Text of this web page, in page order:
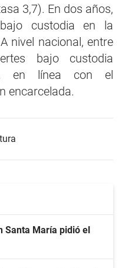
3,7). En dos años,
custodia en la
nivel nacional, entre
bajo custodia
en línea con el
encarcelada.
Santa María pidió el